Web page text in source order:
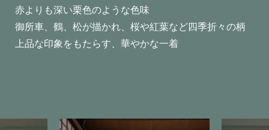
赤よりも深い栗色のような色味
御所車、鶴、松が描かれ、桜や紅葉など四季折々の柄
上品な印象をもたらす、華やかな一着